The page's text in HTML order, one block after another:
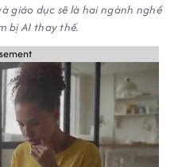
giáo dục sẽ là hai ngành nghề
bị AI thay thế.